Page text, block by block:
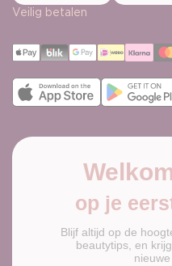
Veilig betalen
op je
Blijf altijd op de
beautytips, en